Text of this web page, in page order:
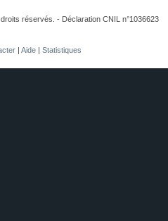
réservés. - Déclaration CNIL n°1036623
| Aide | Statistiques